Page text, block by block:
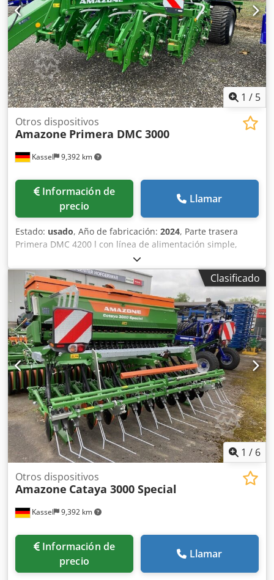
1 / 5
Kassel 9,392 km
Otros dispositivos
Amazone Primera DMC 3000
Información de
precio
Llamar
Estado: usado, Año de fabricación: 2024, Parte trasera
Primera DMC 4200 l con línea de alimentación simple,
distribuidores Single-Shoot para 16 filas, plataforma de
carga larga para parte trasera, lanza con pie de apoyo
abatible, enganche de brazo inferior categoría 3, eje con
freno y freno de estacionamiento, sistema de frenos
neumáticos de doble línea. Cjdpeuhnwvjfx Alysha
Clasificado
1 / 6
Kassel 9,392 km
Otros dispositivos
Amazone Cataya 3000 Special
Información de
precio
Llamar